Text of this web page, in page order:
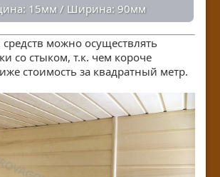
15мм / Ширина: 90мм
можно осуществлять
со стыком, т.к. чем короче
стоимость за квадратный метр.